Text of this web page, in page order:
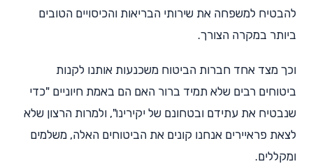
להבטיח למשפחה את שירותי הבריאות והכיסויים הטובים
ביותר במקרה הצורך.
וכך מצד אחד חברות הביטוח משכנעות אותנו לקנות
ביטוחים רבים שלא תמיד ברור האם הם באמת חיוניים "כדי
שנבטיח את עתידם ובטחונם של יקירינו", ולמרות הרצון שלא
לצאת פראיירים אנחנו קונים את הביטוחים האלה, משלמים
ומקללים.